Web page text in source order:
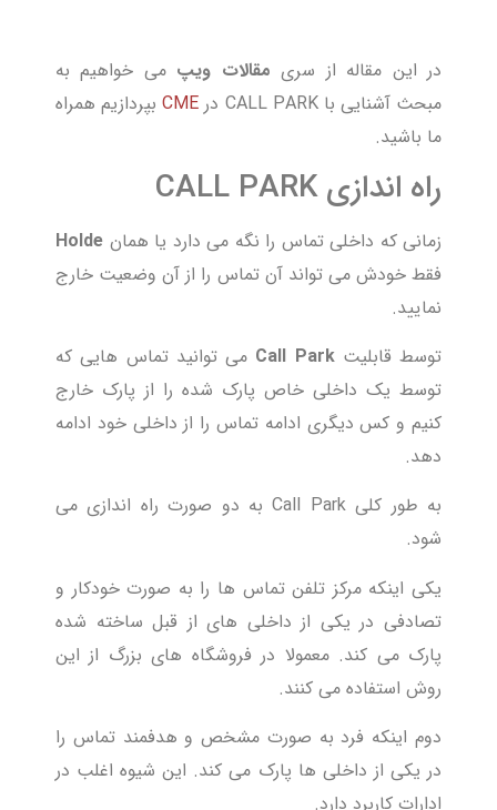
در این مقاله از سریمقالات ویپ می خواهیم به
مبحث آشنایی با CALL PARK در
CMEبپردازیم همراه
ما باشید.
راه اندازی CALL PARK
زمانی که داخلی تماس را نگه می دارد یا همان Holde
فقط خودش می تواند آن تماس را از آن وضعیت خارج
نمایید.
توسط قابلیتCall Park می توانید تماس هایی که
توسط یک داخلی خاص پارک شده را از پارک خارج
کنیم و کس دیگری ادامه تماس را از داخلی خود ادامه
دهد.
به طور کلی Call Park به دو صورت راه اندازی می
شود.
یکی اینکه مرکز تلفن تماس ها را به صورت خودکار و
تصادفی در یکی از داخلی های از قبل ساخته شده
پارک می کند. معمولا در فروشگاه های بزرگ از این
روش استفاده می کنند.
دوم اینکه فرد به صورت مشخص و هدفمند تماس را
در یکی از داخلی ها پارک می کند. این شیوه اغلب در
ادارات کاربرد دارد.